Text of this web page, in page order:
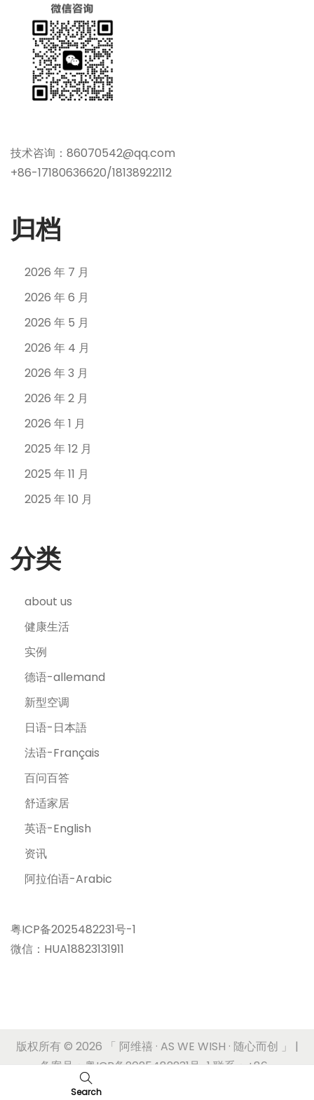
技术咨询：86070542@qq.com
+86-17180636620/18138922112
归档
2026 年 7 月
2026 年 6 月
2026 年 5 月
2026 年 4 月
2026 年 3 月
2026 年 2 月
2026 年 1 月
2025 年 12 月
2025 年 11 月
2025 年 10 月
分类
about us
健康生活
实例
德语-allemand
新型空调
日语-日本語
法语-Français
百问百答
舒适家居
英语-English
资讯
阿拉伯语-Arabic
粤ICP备2025482231号-1
微信：HUA18823131911
Search
版权所有 © 2026 「 阿维禧 · AS WE WISH · 随心而创 」
|
备案号：粤ICP备2025482231号-1 联系：+86-